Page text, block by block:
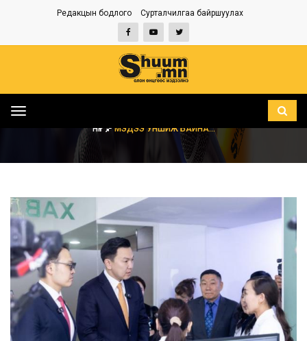
Редакцын бодлого Сурталчилгаа байршуулах
Toggle
НҮҮР МЭДЭЭ УНШИЖ БАЙНА...